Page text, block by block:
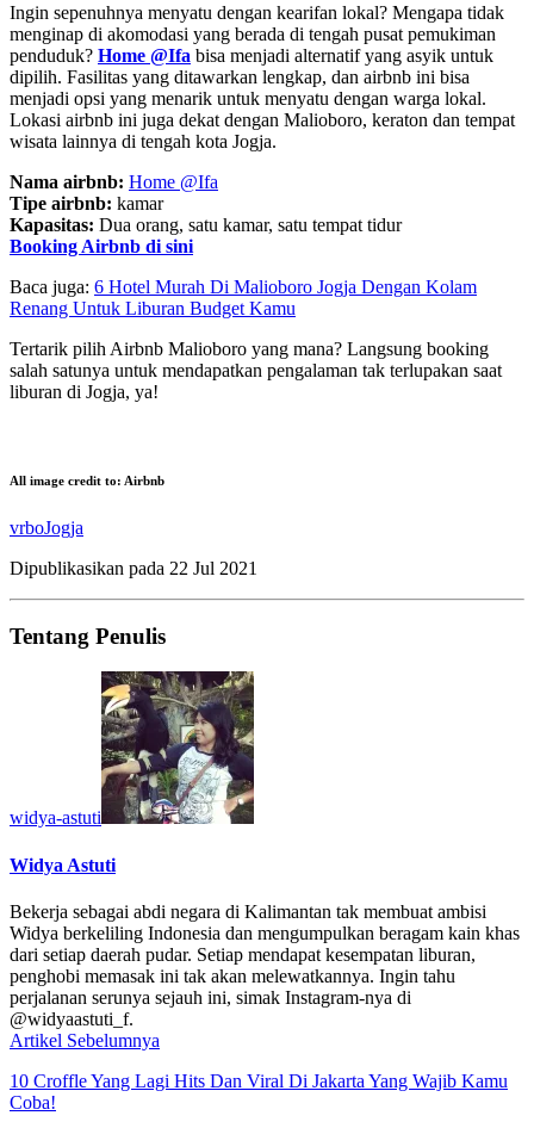
Ingin sepenuhnya menyatu dengan kearifan lokal? Mengapa tidak
menginap di akomodasi yang berada di tengah pusat pemukiman
penduduk? Home @Ifa bisa menjadi alternatif yang asyik untuk
dipilih. Fasilitas yang ditawarkan lengkap, dan airbnb ini bisa
menjadi opsi yang menarik untuk menyatu dengan warga lokal.
Lokasi airbnb ini juga dekat dengan Malioboro, keraton dan tempat
wisata lainnya di tengah kota Jogja.
Nama airbnb: Home @Ifa
Tipe airbnb: kamar
Kapasitas: Dua orang, satu kamar, satu tempat tidur
Booking Airbnb di sini
Baca juga: 6 Hotel Murah Di Malioboro Jogja Dengan Kolam
Renang Untuk Liburan Budget Kamu
Tertarik pilih Airbnb Malioboro yang mana? Langsung booking
salah satunya untuk mendapatkan pengalaman tak terlupakan saat
liburan di Jogja, ya!
All image credit to: Airbnb
vrboJogja
Dipublikasikan pada 22 Jul 2021
Tentang Penulis
widya-astuti
Widya Astuti
Bekerja sebagai abdi negara di Kalimantan tak membuat ambisi
Widya berkeliling Indonesia dan mengumpulkan beragam kain khas
dari setiap daerah pudar. Setiap mendapat kesempatan liburan,
penghobi memasak ini tak akan melewatkannya. Ingin tahu
perjalanan serunya sejauh ini, simak Instagram-nya di
@widyaastuti_f.
Artikel Sebelumnya
10 Croffle Yang Lagi Hits Dan Viral Di Jakarta Yang Wajib Kamu
Coba!